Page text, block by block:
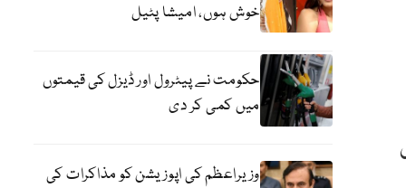
خوش ہوں، امیشا پٹیل
حکومت نے پیٹرول اور ڈیزل کی قیمتوں
میں کمی کر دی
وزیراعظم کی اپوزیشن کو مذاکرات کی